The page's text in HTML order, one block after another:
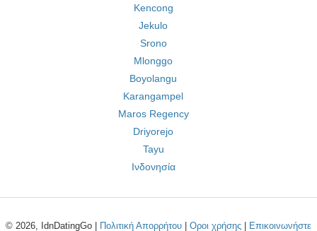
Kencong
Jekulo
Srono
Mlonggo
Boyolangu
Karangampel
Maros Regency
Driyorejo
Tayu
Ινδονησία
© 2026, IdnDatingGo | Πολιτική Απορρήτου Οροι χρήσης Επικοινωνήστε